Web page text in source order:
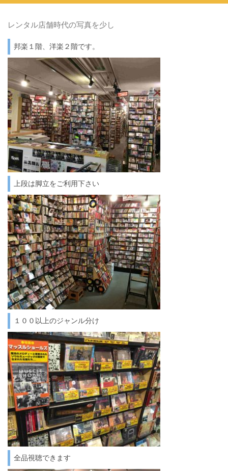
レンタル店舗時代の写真を少し
邦楽１階、洋楽２階です。
上段は脚立をご利用下さい
１００以上のジャンル分け
全品視聴できます